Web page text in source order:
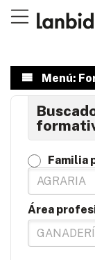
Menú:
Familia
Área